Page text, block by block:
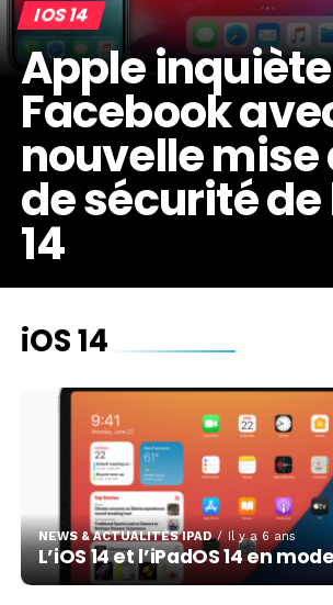
IOS 14
Apple inquiète
Facebook
nouvelle mise
de sécurité de
14
iOS 14
NEWS & ACTUALITÉS IPAD Il y a 6 ans
L’iOS 14 et l’iPadOS 14 en